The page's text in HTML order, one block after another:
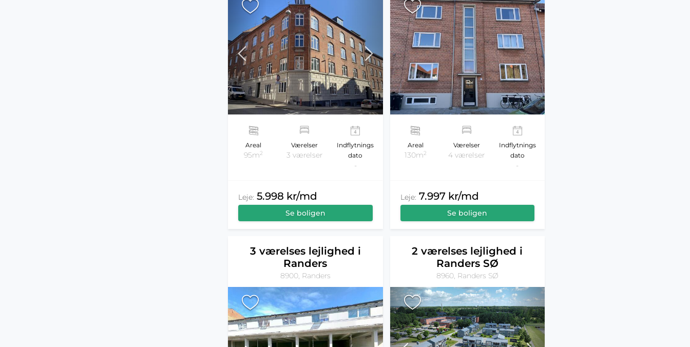
Areal
95m2
Værelser
3 værelser
Indflytnings
dato
-
Leje: 5.998 kr/md
Se boligen
Areal
130m2
Værelser
4 værelser
Indflytnings
dato
-
Leje: 7.997 kr/md
Se boligen
3 værelses lejlighed i
Randers
8900, Randers
2 værelses lejlighed i
Randers SØ
8960, Randers SØ